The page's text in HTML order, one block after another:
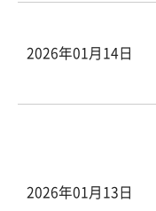
2026年01月14日
2026年01月13日